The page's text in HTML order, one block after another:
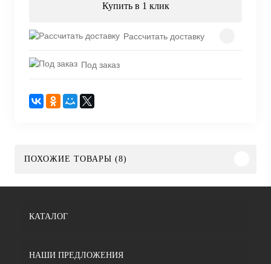
Купить в 1 клик
Рассчитать доставку
Под заказ
ПОХОЖИЕ ТОВАРЫ (8)
КАТАЛОГ
НАШИ ПРЕДЛОЖЕНИЯ